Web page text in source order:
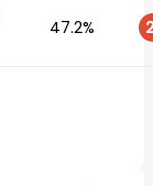
47.2%